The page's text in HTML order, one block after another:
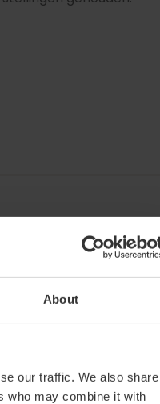
About
our traffic. We also share
who may combine it with